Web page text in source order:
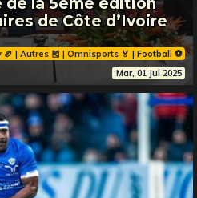
de Côte d’Ivoire
| Autres 🎽 | Omnisports 🏅 | Football ⚽️
Mar, 01 Jul 2025